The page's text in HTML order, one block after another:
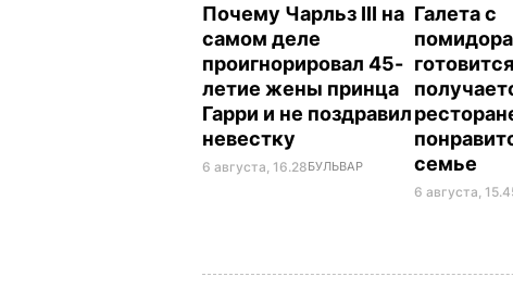
Почему Чарльз III на
самом деле
проигнорировал 45-
летие жены принца
Гарри и не поздравил
невестку
6 августа, 16.28БУЛЬВАР
Галета с
семье
6 августа,